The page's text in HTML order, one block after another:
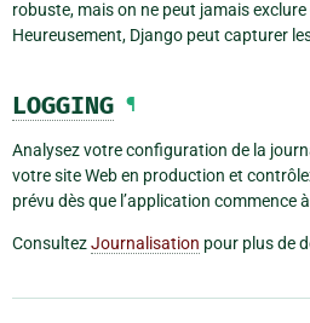
robuste, mais on ne peut jamais
Heureusement, Django peut capturer
LOGGING ¶
Analysez votre configuration de la
votre site Web en production et
prévu dès que l’application commence
ConsultezJournalisation pour plus de